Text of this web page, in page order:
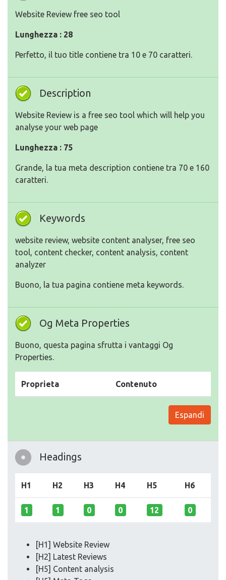
Website Review free seo tool
Lunghezza : 28
Perfetto, il tuo title contiene tra 10 e 70 caratteri.
Description
Website Review is a free seo tool which will help you
analyse your web page
Lunghezza : 75
Grande, la tua meta description contiene tra 70 e 160
caratteri.
Keywords
website review, website content analyser, free seo
tool, content checker, content analysis, content
analyzer
Buono, la tua pagina contiene meta keywords.
Og Meta Properties
Buono, questa pagina sfrutta i vantaggi Og
Properties.
Proprieta Contenuto
Espandi
Headings
H1 H2 H3 H4 H5 H6
1 1 0 0 12 0
[H1] Website Review
[H2] Latest Reviews
[H5] Content analysis